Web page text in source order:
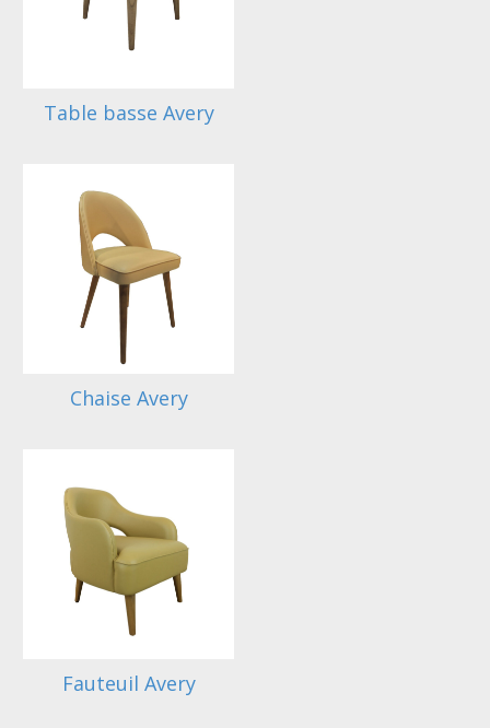
Table basse Avery
Chaise Avery
Fauteuil Avery